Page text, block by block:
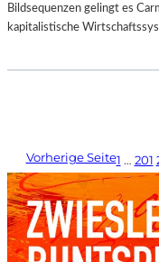
Bildsequenzen gelingt es
kapitalistische
Vorherige Seite1 … 201